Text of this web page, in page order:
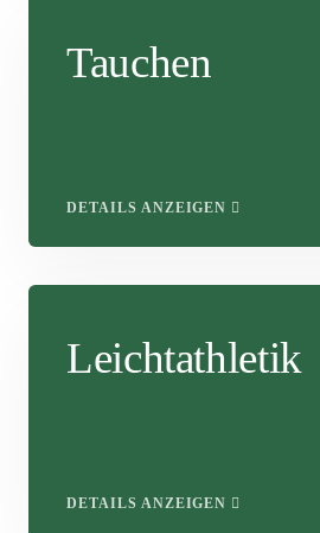
Tauchen
DETAILS ANZEIGEN
Leichtathletik
DETAILS ANZEIGEN